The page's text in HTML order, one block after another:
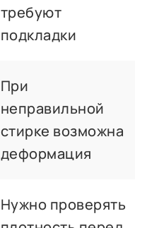
требуют
подкладки
При
неправильной
стирке возможна
деформация
Нужно проверять